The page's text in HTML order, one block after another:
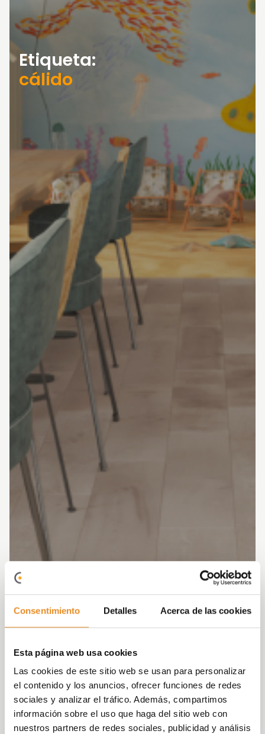
Consentimiento Detalles Acerca de las cookies
Esta página web usa cookies
Las cookies de este sitio web se usan para personalizar
el contenido y los anuncios, ofrecer funciones de redes
sociales y analizar el tráfico. Además, compartimos
información sobre el uso que haga del sitio web con
nuestros partners de redes sociales, publicidad y análisis
Etiqueta:
cálido